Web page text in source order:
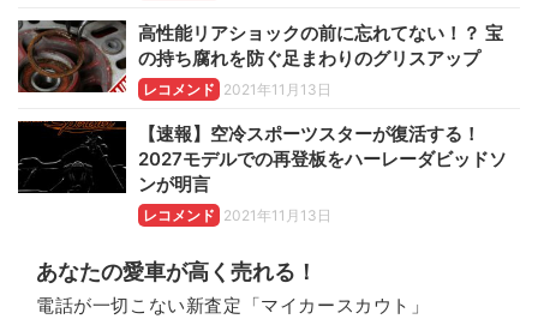
高性能リアショックの前に忘れてない！？ 宝
の持ち腐れを防ぐ足まわりのグリスアップ
レコメンド 2021年11月13日
【速報】空冷スポーツスターが復活する！
2027モデルでの再登板をハーレーダビッドソ
ンが明言
レコメンド 2021年11月13日
あなたの愛車が高く売れる！
電話が一切こない新査定「マイカースカウト」